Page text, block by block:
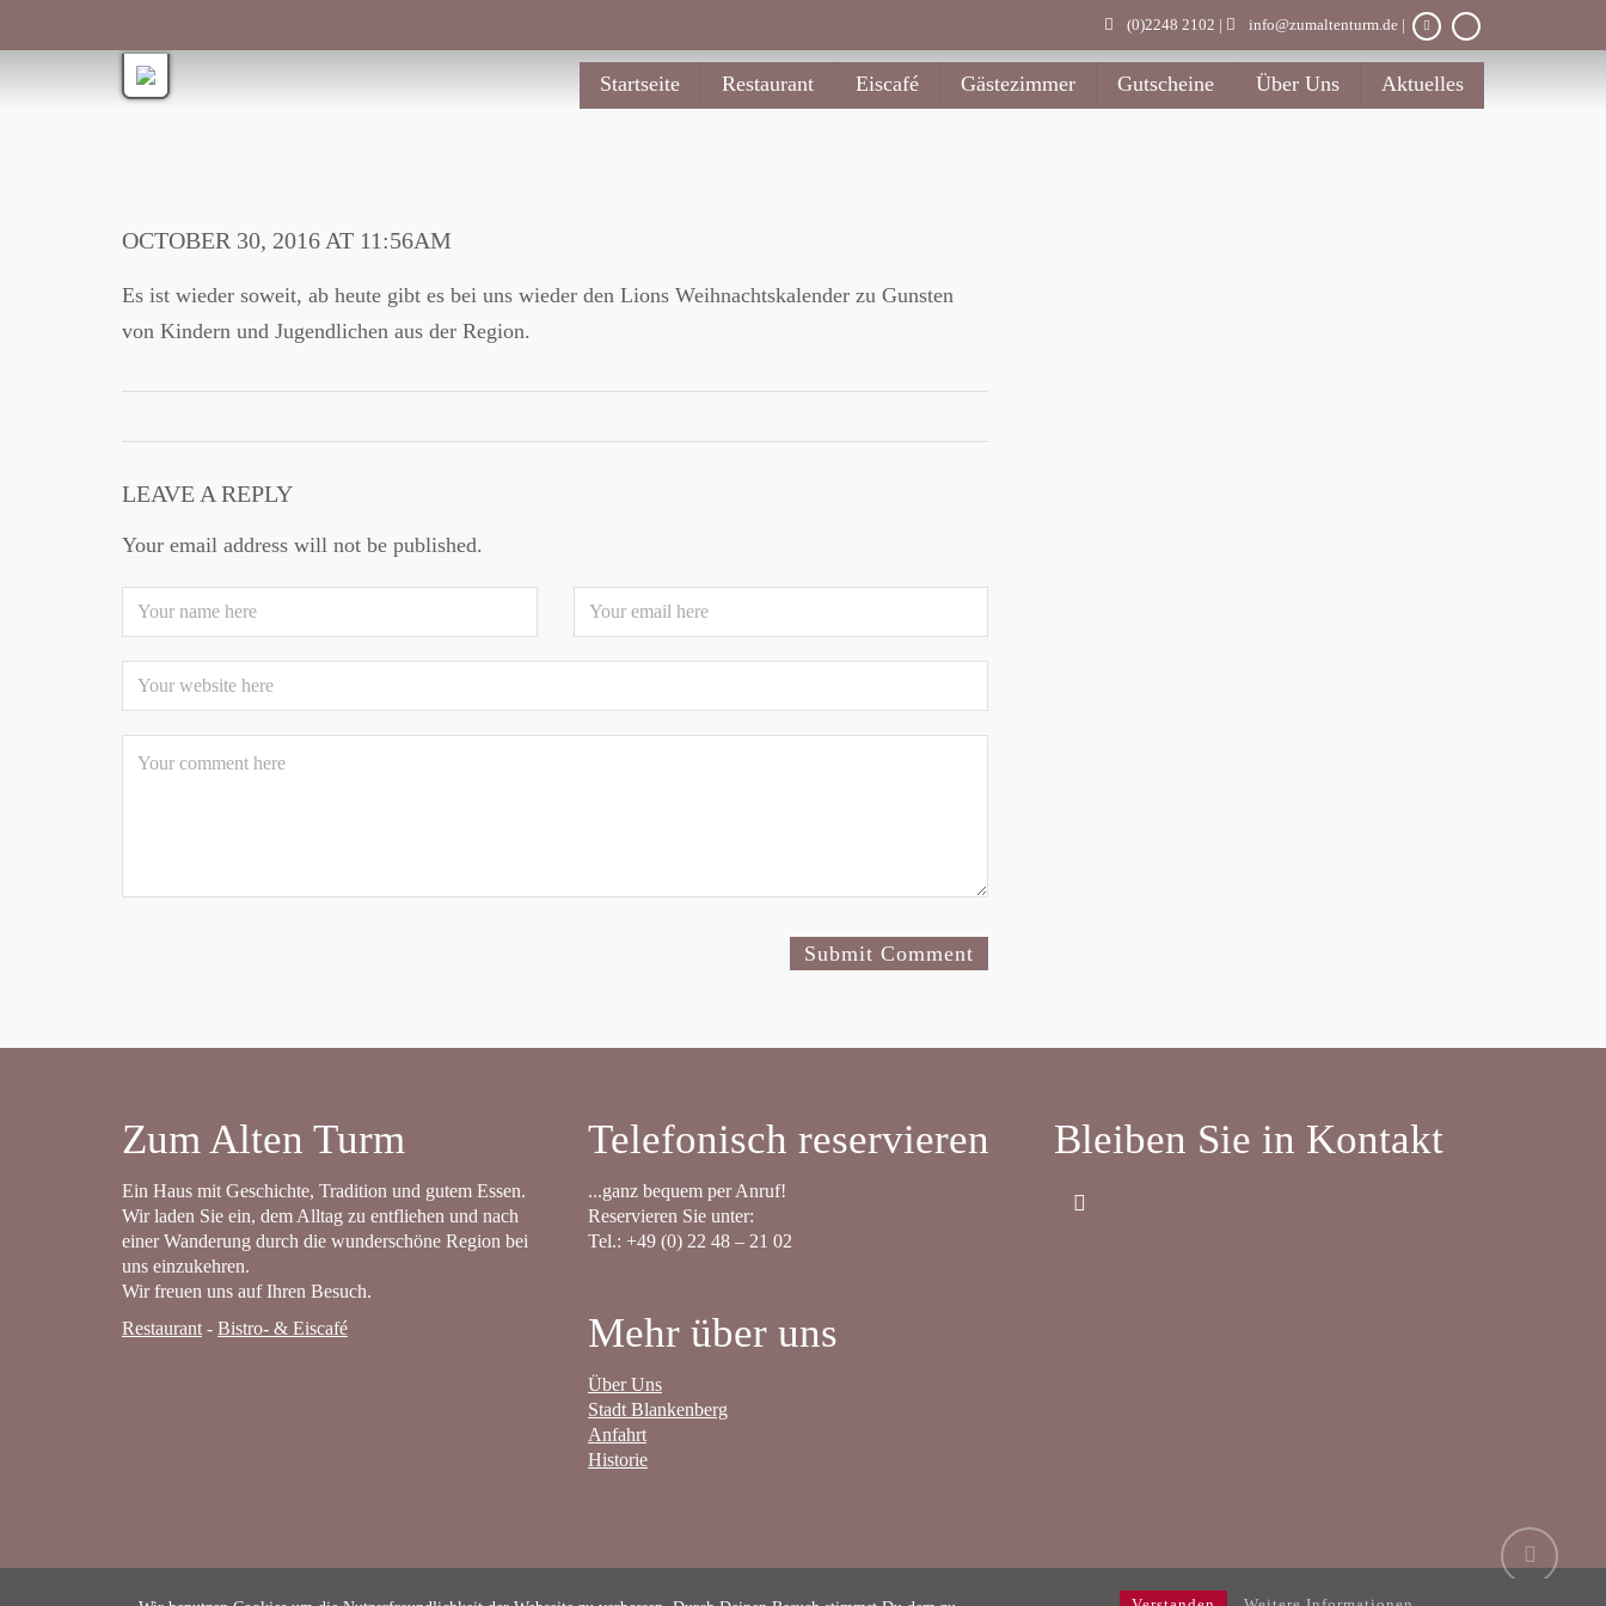
(0)2248 2102 | info@zumaltenturm.de |
Startseite Restaurant Eiscafé Gästezimmer Gutscheine Über Uns Aktuelles
OCTOBER 30, 2016 AT 11:56AM
Es ist wieder soweit, ab heute gibt es bei uns wieder den Lions Weihnachtskalender zu Gunsten
von Kindern und Jugendlichen aus der Region.
LEAVE A REPLY
Your email address will not be published.
Zum Alten Turm
Ein Haus mit Geschichte, Tradition und gutem Essen.
Wir laden Sie ein, dem Alltag zu entfliehen und nach
einer Wanderung durch die wunderschöne Region bei
uns einzukehren.
Wir freuen uns auf Ihren Besuch.
Restaurant - Bistro- & Eiscafé
Telefonisch reservieren
...ganz bequem per Anruf!
Reservieren Sie unter:
Tel.: +49 (0) 22 48 – 21 02
Mehr über uns
Über Uns
Stadt Blankenberg
Anfahrt
Historie
Bleiben Sie in Kontakt
Kontakt- Jobs -Impressum Datenschutz